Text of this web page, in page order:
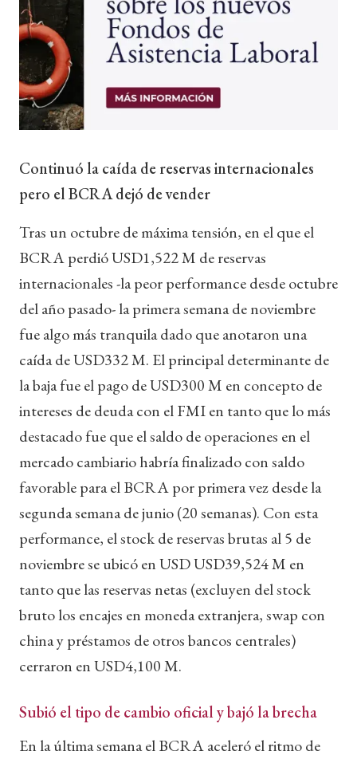
Continuó la caída de reservas internacionales
pero el BCRA dejó de vender
Tras un octubre de máxima tensión, en el que el
BCRA perdió USD1,522 M de reservas
internacionales -la peor performance desde octubre
del año pasado- la primera semana de noviembre
fue algo más tranquila dado que anotaron una
caída de USD332 M. El principal determinante de
la baja fue el pago de USD300 M en concepto de
intereses de deuda con el FMI en tanto que lo más
destacado fue que el saldo de operaciones en el
mercado cambiario habría finalizado con saldo
favorable para el BCRA por primera vez desde la
segunda semana de junio (20 semanas). Con esta
performance, el stock de reservas brutas al 5 de
noviembre se ubicó en USD USD39,524 M en
tanto que las reservas netas (excluyen del stock
bruto los encajes en moneda extranjera, swap con
china y préstamos de otros bancos centrales)
cerraron en USD4,100 M.
Subió el tipo de cambio oficial y bajó la brecha
En la última semana el BCRA aceleró el ritmo de